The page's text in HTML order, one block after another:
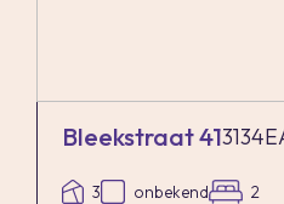
Bleekstraat 41
3 onbekend 2